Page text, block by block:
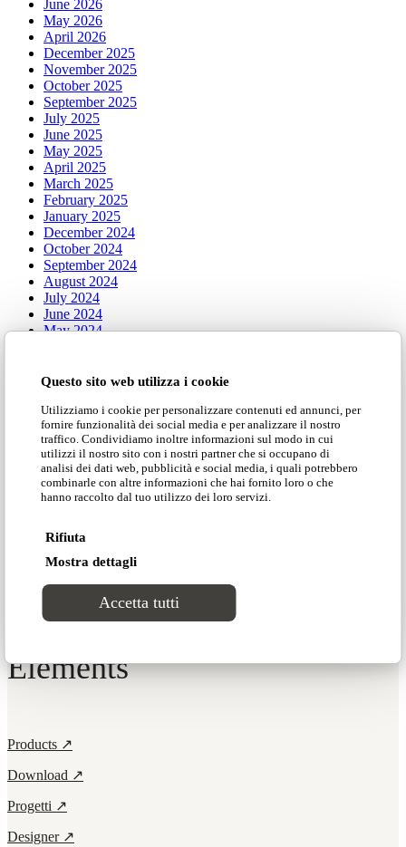
Questo sito web utilizza i cookie
Utilizziamo i cookie per personalizzare contenuti ed annunci, per
fornire funzionalità dei social media e per analizzare il nostro
traffico. Condividiamo inoltre informazioni sul modo in cui
utilizzi il nostro sito con i nostri partner che si occupano di
analisi dei dati web, pubblicità e social media, i quali potrebbero
combinarle con altre informazioni che hai fornito loro o che
hanno raccolto dal tuo utilizzo dei loro servizi.
Rifiuta
Mostra dettagli
Accetta tutti
June 2026
May 2026
April 2026
December 2025
November 2025
October 2025
September 2025
July 2025
June 2025
May 2025
April 2025
March 2025
February 2025
January 2025
December 2024
October 2024
September 2024
August 2024
July 2024
June 2024
May 2024
Categorie
Adrenalina Meets
Press
Iconic
Seating
Elements
Products ↗
Download ↗
Progetti ↗
Designer ↗